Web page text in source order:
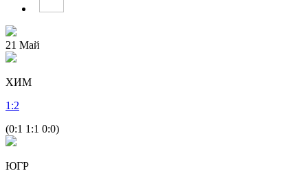
21 Май
ХИМ
1 :2
(0:1 1:1 0:0)
ЮГР